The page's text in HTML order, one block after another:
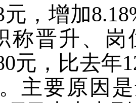
元， 增加8.18
称晋升、
0元，比去年
。主要原因